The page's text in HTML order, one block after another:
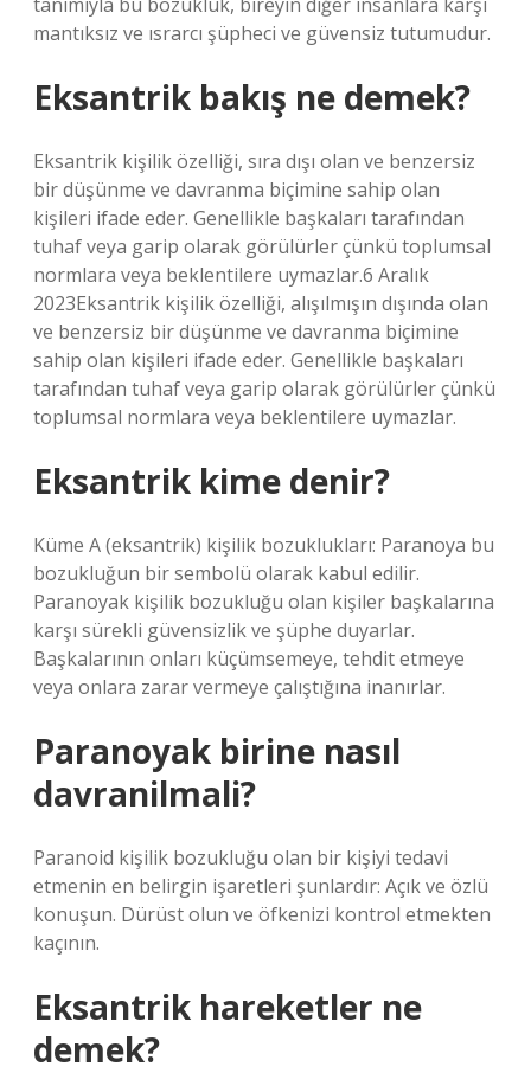
mantıksız ve ısrarcı şüpheci ve güvensiz tutumudur.
Eksantrik bakış ne demek?
Eksantrik kişilik özelliği, sıra dışı olan ve benzersiz
bir düşünme ve davranma biçimine sahip olan
kişileri ifade eder. Genellikle başkaları tarafından
tuhaf veya garip olarak görülürler çünkü toplumsal
normlara veya beklentilere uymazlar.6 Aralık
2023Eksantrik kişilik özelliği, alışılmışın dışında olan
ve benzersiz bir düşünme ve davranma biçimine
sahip olan kişileri ifade eder. Genellikle başkaları
tarafından tuhaf veya garip olarak görülürler çünkü
toplumsal normlara veya beklentilere uymazlar.
Eksantrik kime denir?
Küme A (eksantrik) kişilik bozuklukları: Paranoya bu
bozukluğun bir sembolü olarak kabul edilir.
Paranoyak kişilik bozukluğu olan kişiler başkalarına
karşı sürekli güvensizlik ve şüphe duyarlar.
Başkalarının onları küçümsemeye, tehdit etmeye
veya onlara zarar vermeye çalıştığına inanırlar.
Paranoyak birine nasıl
davranilmali?
Paranoid kişilik bozukluğu olan bir kişiyi tedavi
etmenin en belirgin işaretleri şunlardır: Açık ve özlü
konuşun. Dürüst olun ve öfkenizi kontrol etmekten
kaçının.
Eksantrik hareketler ne
demek?